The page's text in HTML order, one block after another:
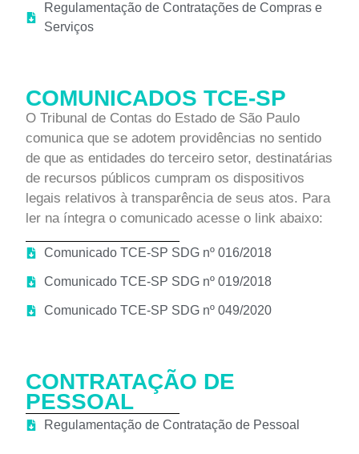
Regulamentação de Contratações de Compras e
Serviços
COMUNICADOS TCE-SP
O Tribunal de Contas do Estado de São Paulo
comunica que se adotem providências no sentido
de que as entidades do terceiro setor, destinatárias
de recursos públicos cumpram os dispositivos
legais relativos à transparência de seus atos. Para
ler na íntegra o comunicado acesse o link abaixo:
Comunicado TCE-SP SDG nº 016/2018
Comunicado TCE-SP SDG nº 019/2018
Comunicado TCE-SP SDG nº 049/2020
CONTRATAÇÃO DE
PESSOAL
Regulamentação de Contratação de Pessoal